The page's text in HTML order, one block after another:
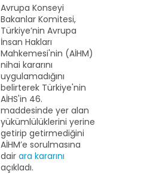
Avrupa Konseyi
Bakanlar Komitesi,
Türkiye’nin Avrupa
İnsan Hakları
Mahkemesi'nin (AİHM)
nihai kararını
uygulamadığını
belirterek Türkiye'nin
AİHS'in 46.
maddesinde yer alan
yükümlülüklerini yerine
getirip getirmediğini
AİHM’e sorulmasına
dair ara kararını
açıkladı.